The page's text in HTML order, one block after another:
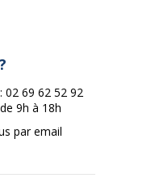
02 69 62 52 92
9h à 18h
par email